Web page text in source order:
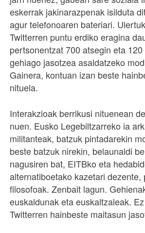
eskerrak jakinarazpenak isilduta
agur telefonoaren bateriari.
Twitterren puntu erdiko eragina
pertsonentzat 700 atsegin eta
gehiago jasotzea asaldatzeko
Gainera, kontuan izan beste
nituela.
Interakzioak berrikusi nituenean
nuen. Eusko Legebiltzarreko ia
militanteak, batzuk pintadarekin
beste batzuk nirekin, belaunaldi
nagusiren bat, EITBko eta
alternatiboetako kazetari dezente,
filosofoak. Zenbait lagun.
euskaldunak eta euskaltzaleak.
Twitterren hainbeste maitasun